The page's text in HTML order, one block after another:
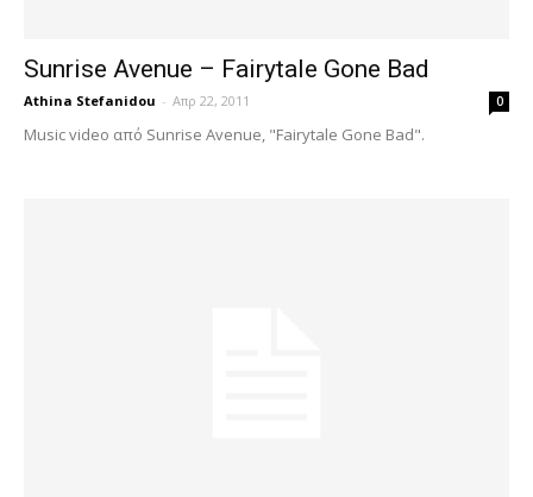
Sunrise Avenue – Fairytale Gone Bad
Athina Stefanidou - Απρ 22, 2011 0
Music video από Sunrise Avenue, "Fairytale Gone Bad".